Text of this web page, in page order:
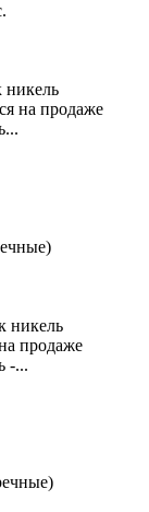
никель
на продаже
никель
продаже
-...